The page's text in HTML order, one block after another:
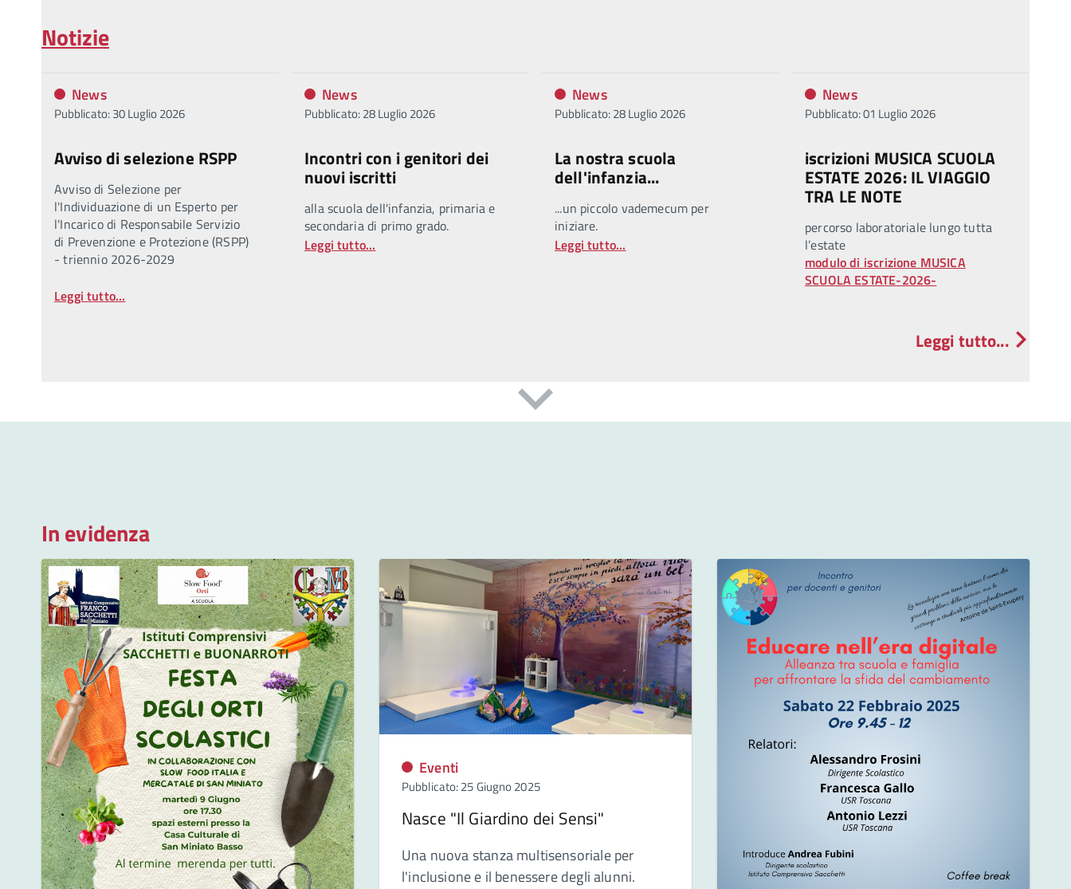
Notizie
News
Pubblicato: 30 Luglio 2026
Avviso di selezione RSPP
Avviso di Selezione per
l'Individuazione di un Esperto per
l'Incarico di Responsabile Servizio
di Prevenzione e Protezione (RSPP)
- triennio 2026-2029
Leggi tutto...
News
Pubblicato: 28 Luglio 2026
Incontri con i genitori dei
nuovi iscritti
alla scuola dell'infanzia, primaria e
secondaria di primo grado.
Leggi tutto...
News
Pubblicato: 28 Luglio 2026
La nostra scuola
dell'infanzia...
...un piccolo vademecum per
iniziare.
Leggi tutto...
News
Pubblicato: 01 Luglio 2026
iscrizioni MUSICA SCUOLA
ESTATE 2026: IL VIAGGIO
TRA LE NOTE
percorso laboratoriale lungo tutta
l’estate
modulo di iscrizione MUSICA
SCUOLA ESTATE-2026-
Leggi tutto...
In evidenza
Eventi
Pubblicato: 25 Giugno 2025
Nasce "Il Giardino dei Sensi"
Una nuova stanza multisensoriale per
l'inclusione e il benessere degli alunni.